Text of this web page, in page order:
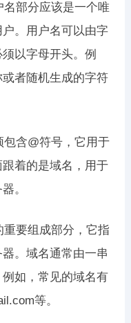
部分应该是一个唯
。用户名可以由字
以字母开头。例
者随机生成的字符
含@符号，它用于
着的是域名，用于
。
要组成部分，它指
。域名通常由一串
如，常见的域名有
等。